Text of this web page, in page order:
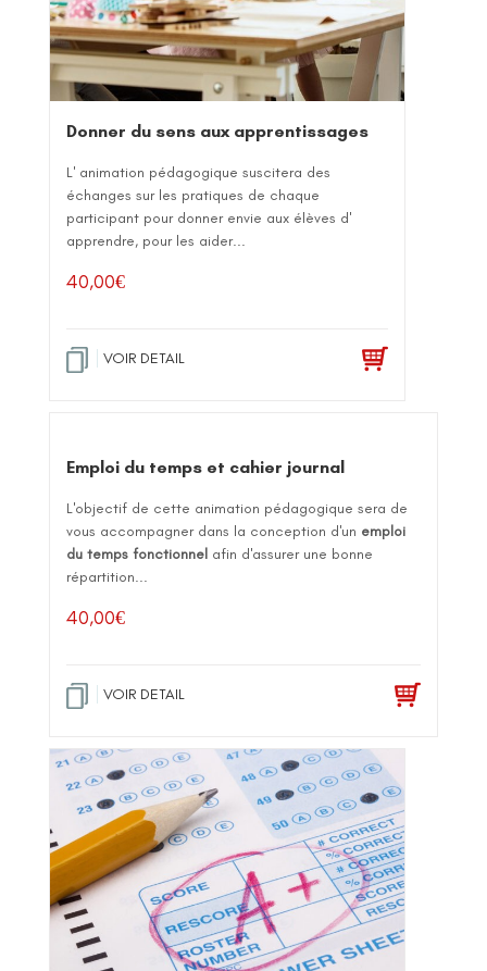
Donner du sens aux apprentissages
L' animation pédagogique suscitera des
échanges sur les pratiques de chaque
participant pour donner envie aux élèves d'
apprendre, pour les aider...
40,00€
VOIR DETAIL
Emploi du temps et cahier journal
L'objectif de cette animation pédagogique sera de
vous accompagner dans la conception d'un emploi
du temps fonctionnel afin d'assurer une bonne
répartition...
40,00€
VOIR DETAIL